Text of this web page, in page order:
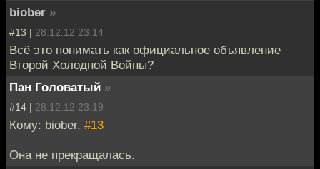
biober »
#13 | 28.12.12 23:14
Всё это понимать как официальное объявление
Второй Холодной Войны?
Пан Головатый »
#14 | 28.12.12 23:19
Кому: biober, #13
Она не прекращалась.